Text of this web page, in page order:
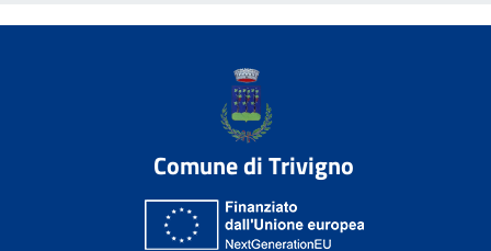
Comune di Trivigno